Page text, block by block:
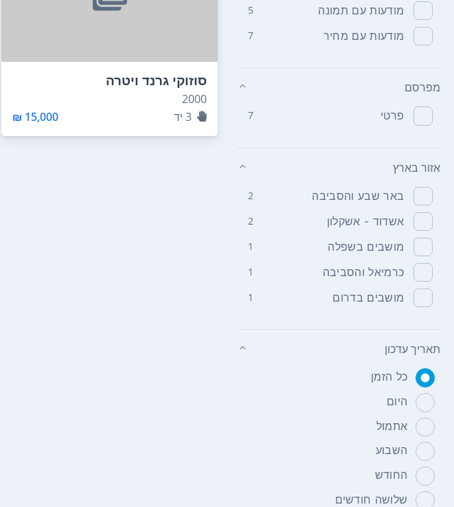
מודעות עם תמונה 5
מודעות עם מחיר 7
מפרסם
פרטי 7
אזור בארץ
באר שבע והסביבה 2
אשדוד - אשקלון 2
מושבים בשפלה 1
כרמיאל והסביבה 1
מושבים בדרום 1
תאריך עדכון
כל הזמן
היום
אתמול
השבוע
החודש
שלושה חודשים
סוזוקי גרנד ויטרה
2000
3 יד 15,000 ₪